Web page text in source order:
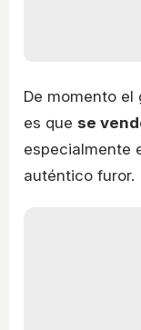
De momento el
es que se
especialmente
auténtico furor.